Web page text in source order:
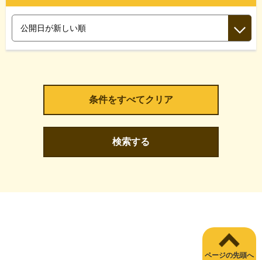
検索する
ページの先頭へ